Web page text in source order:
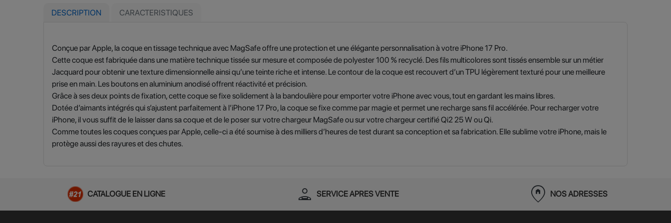
DESCRIPTION CARACTERISTIQUES
Conçue par Apple, la coque en tissage technique avec MagSafe offre une protection et une élégante personnalisation à votre iPhone 17 Pro.
Cette coque est fabriquée dans une matière technique tissée sur mesure et composée de polyester 100 % recyclé. Des fils multicolores sont tissés ensemble sur un métier
Jacquard pour obtenir une texture dimensionnelle ainsi qu’une teinte riche et intense. Le contour de la coque est recouvert d’un TPU légèrement texturé pour une meilleure
prise en main. Les boutons en aluminium anodisé offrent réactivité et précision.
Grâce à ses deux points de fixation, cette coque se fixe solidement à la bandoulière pour emporter votre iPhone avec vous, tout en gardant les mains libres.
Dotée d’aimants intégrés qui s’ajustent parfaitement à l’iPhone 17 Pro, la coque se fixe comme par magie et permet une recharge sans fil accélérée. Pour recharger votre
iPhone, il vous suffit de le laisser dans sa coque et de le poser sur votre chargeur MagSafe ou sur votre chargeur certifié Qi2 25 W ou Qi.
Comme toutes les coques conçues par Apple, celle-ci a été soumise à des milliers d’heures de test durant sa conception et sa fabrication. Elle sublime votre iPhone, mais le
protège aussi des rayures et des chutes.
CATALOGUE EN LIGNE person_apron SERVICE APRES VENTE home_pin NOS ADRESSES